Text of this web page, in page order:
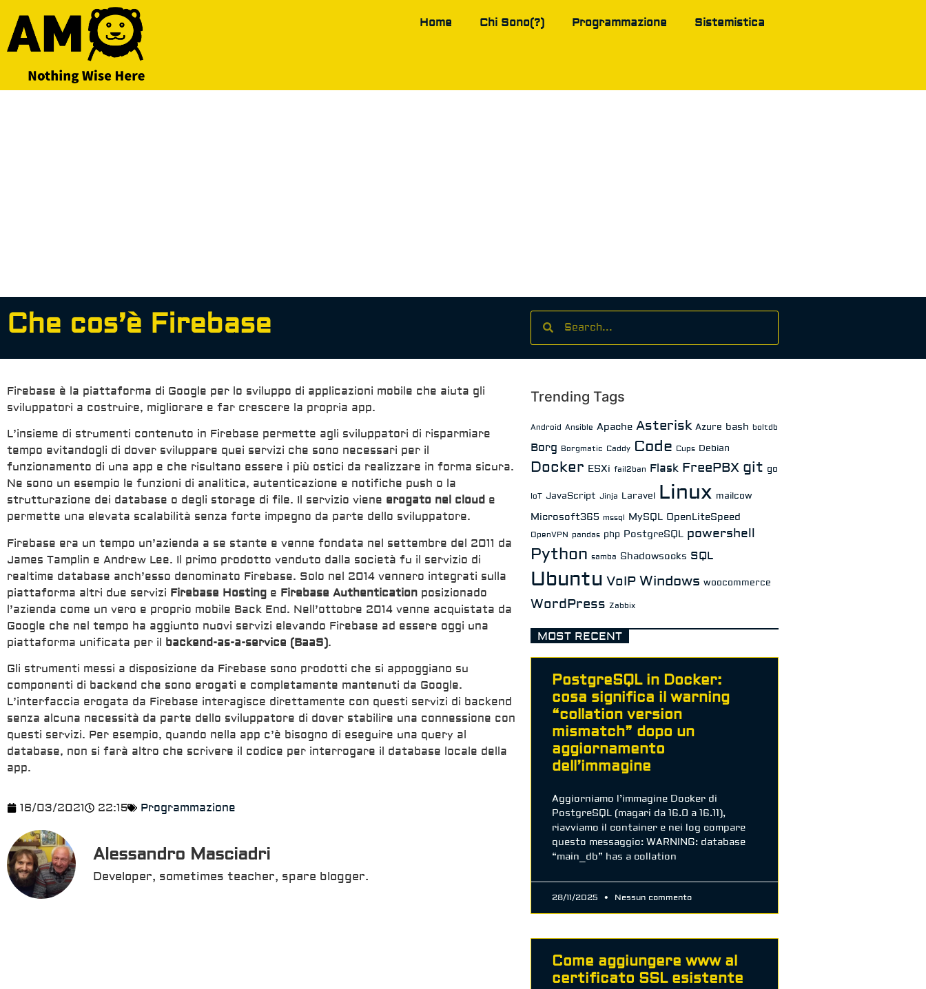
Home Chi Sono(?) Programmazione Sistemistica
Che cos’è Firebase
Firebase è la piattaforma di Google per lo sviluppo di applicazioni mobile che aiuta gli
sviluppatori a costruire, migliorare e far crescere la propria app.
L’insieme di strumenti contenuto in Firebase permette agli sviluppatori di risparmiare
tempo evitandogli di dover sviluppare quei servizi che sono necessari per il
funzionamento di una app e che risultano essere i più ostici da realizzare in forma sicura.
Ne sono un esempio le funzioni di analitica, autenticazione e notifiche push o la
strutturazione dei database o degli storage di file. Il servizio viene erogato nel cloud e
permette una elevata scalabilità senza forte impegno da parte dello sviluppatore.
Firebase era un tempo un’azienda a se stante e venne fondata nel settembre del 2011 da
James Tamplin e Andrew Lee. Il primo prodotto venduto dalla società fu il servizio di
realtime database anch’esso denominato Firebase. Solo nel 2014 vennero integrati sulla
piattaforma altri due servizi Firebase Hosting e Firebase Authentication posizionado
l’azienda come un vero e proprio mobile Back End. Nell’ottobre 2014 venne acquistata da
Google che nel tempo ha aggiunto nuovi servizi elevando Firebase ad essere oggi una
piattaforma unificata per il backend-as-a-service (BaaS).
Gli strumenti messi a disposizione da Firebase sono prodotti che si appoggiano su
componenti di backend che sono erogati e completamente mantenuti da Google.
L’interfaccia erogata da Firebase interagisce direttamente con questi servizi di backend
senza alcuna necessità da parte dello sviluppatore di dover stabilire una connessione con
questi servizi. Per esempio, quando nella app c’è bisogno di eseguire una query al
database, non si farà altro che scrivere il codice per interrogare il database locale della
app.
16/03/2021 22:15 Programmazione
Alessandro Masciadri
Developer, sometimes teacher, spare blogger.
Trending Tags
Android Ansible Apache Asterisk Azure bash boltdb
Borg Borgmatic Caddy Code Cups Debian
Docker ESXi fail2ban Flask FreePBX git go
IoT JavaScript Jinja Laravel Linux mailcow
Microsoft365 mssql MySQL OpenLiteSpeed
OpenVPN pandas php PostgreSQL powershell
Python samba Shadowsocks SQL
Ubuntu VoIP Windows woocommerce
WordPress Zabbix
MOST RECENT
PostgreSQL in Docker:
cosa significa il warning
“collation version
mismatch” dopo un
aggiornamento
dell’immagine
Aggiorniamo l’immagine Docker di
PostgreSQL (magari da 16.0 a 16.11),
riavviamo il container e nei log compare
questo messaggio: WARNING: database
“main_db” has a collation
28/11/2025 Nessun commento
Come aggiungere www al
certificato SSL esistente